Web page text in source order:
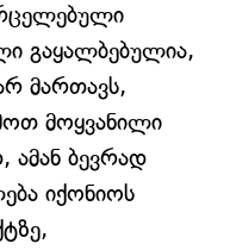
გაყალბებულია,
მართავს,
მოყვანილი
ამან ბევრად
იქონიოს